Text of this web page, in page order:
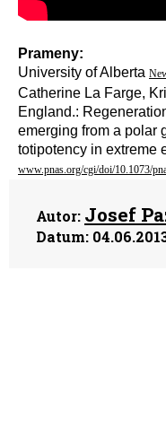
Prameny:
University of Alberta
Catherine La Farge,
England.:
emerging from a polar
totipotency in extreme
www.pnas.org/cgi/doi/10.1073/
Autor: Josef
Datum: